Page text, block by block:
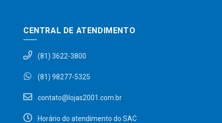
CENTRAL DE ATENDIMENTO
(81) 3622-3800
(81) 98277-5325
contato@lojas2001.com.br
Horário do atendimento do SAC